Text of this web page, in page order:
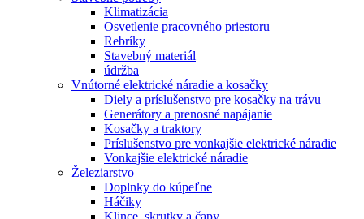
Klimatizácia
Osvetlenie pracovného priestoru
Rebríky
Stavebný materiál
údržba
Vnútorné elektrické náradie a kosačky
Diely a príslušenstvo pre kosačky na trávu
Generátory a prenosné napájanie
Kosačky a traktory
Príslušenstvo pre vonkajšie elektrické náradie
Vonkajšie elektrické náradie
Železiarstvo
Doplnky do kúpeľne
Háčiky
Klince, skrutky a čapy